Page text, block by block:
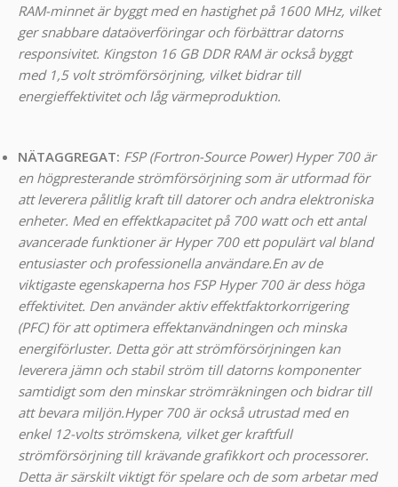
RAM-minnet är byggt med en hastighet på 1600 MHz, vilket
ger snabbare dataöverföringar och förbättrar datorns
responsivitet. Kingston 16 GB DDR RAM är också byggt
med 1,5 volt strömförsörjning, vilket bidrar till
energieffektivitet och låg värmeproduktion.
NÄTAGGREGAT: FSP (Fortron-Source Power) Hyper 700 är
en högpresterande strömförsörjning som är utformad för
att leverera pålitlig kraft till datorer och andra elektroniska
enheter. Med en effektkapacitet på 700 watt och ett antal
avancerade funktioner är Hyper 700 ett populärt val bland
entusiaster och professionella användare.En av de
viktigaste egenskaperna hos FSP Hyper 700 är dess höga
effektivitet. Den använder aktiv effektfaktorkorrigering
(PFC) för att optimera effektanvändningen och minska
energiförluster. Detta gör att strömförsörjningen kan
leverera jämn och stabil ström till datorns komponenter
samtidigt som den minskar strömräkningen och bidrar till
att bevara miljön.Hyper 700 är också utrustad med en
enkel 12-volts strömskena, vilket ger kraftfull
strömförsörjning till krävande grafikkort och processorer.
Detta är särskilt viktigt för spelare och de som arbetar med